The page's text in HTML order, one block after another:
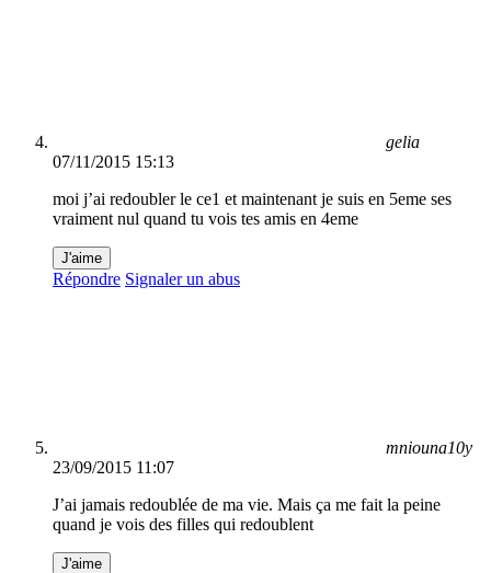
gelia
07/11/2015 15:13
moi j’ai redoubler le ce1 et maintenant je suis en 5eme ses
vraiment nul quand tu vois tes amis en 4eme
J'aime
Répondre Signaler un abus
mniouna10y
23/09/2015 11:07
J’ai jamais redoublée de ma vie. Mais ça me fait la peine
quand je vois des filles qui redoublent
J'aime